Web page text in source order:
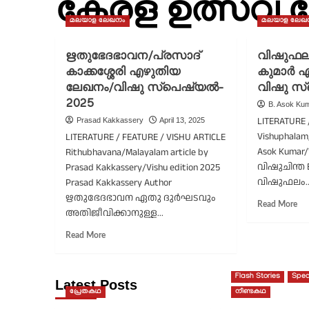
കേരള ഉത്സവ
മലയാള ലേഖനം
ഋതുഭേദഭാവന/പ്രസാദ്
കാക്കശ്ശേരി എഴുതിയ
ലേഖനം/വിഷു സ്പെഷ്യൽ-
2025
Prasad Kakkassery April 13, 2025
LITERATURE / FEATURE / VISHU ARTICLE
Rithubhavana/Malayalam article by
Prasad Kakkassery/Vishu edition 2025
Prasad Kakkassery Author
ഋതുഭേദഭാവന ഏതു ദുർഘടവും
അതിജീവിക്കാനുള്ള...
Read MoreRead
പ്രസാദ്
കാക്കശ്ശേരി
മലയാള
കുമാർ
വിഷു
B. Asok
Asok
വിഷുചിന്ത
Read More
Latest Posts
പ്രേതകഥ
Flash Stories
നീണ്ടകഥ